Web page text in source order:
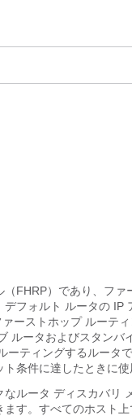
FHRP）であり、フ
フォルト ルータの IP
ーストホップ ルーテ
ルータおよびスタンバ
ーティングするルータ
条件に達したときに使
ルータ ディスカバリ
す。すべてのホスト